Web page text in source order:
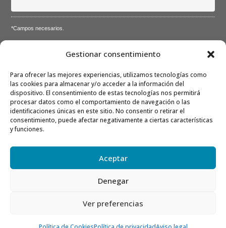
Gestionar consentimiento
Para ofrecer las mejores experiencias, utilizamos tecnologías como
las cookies para almacenar y/o acceder a la información del
dispositivo. El consentimiento de estas tecnologías nos permitirá
procesar datos como el comportamiento de navegación o las
identificaciones únicas en este sitio. No consentir o retirar el
consentimiento, puede afectar negativamente a ciertas características
y funciones.
Aceptar
Denegar
Ver preferencias
*Campos necesarios.
Directiva de privacidadyCondiciones de
Nota: Es nuestra responsabilidad proteger su privacidad y le
garantizamos que sus datos serán completamente confidenciales.